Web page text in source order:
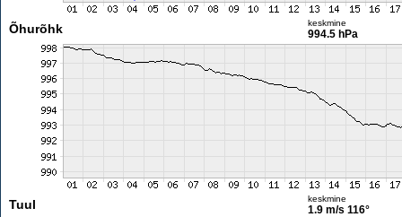
Õhurõhk keskmine
994.5 hPa
Tuul keskmine
1.9 m/s 116°